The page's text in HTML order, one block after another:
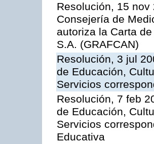
Resolución, 15
Consejería de
autoriza la Carta
S.A. (GRAFCAN)
Resolución, 3 jul
de Educación,
Servicios
Resolución, 7 feb
de Educación,
Servicios
Educativa